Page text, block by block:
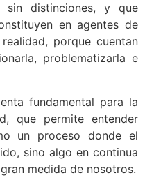
sin distinciones, y que
en agentes de
porque cuentan
problematizarla e
fundamental para la
que permite entender
un proceso donde el
sino algo en continua
medida de nosotros.